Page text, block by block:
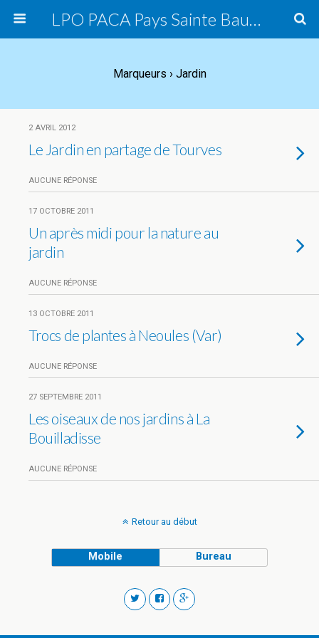
LPO PACA Pays Sainte Baume, groupe local
Marqueurs › Jardin
2 AVRIL 2012
Le Jardin en partage de Tourves
AUCUNE RÉPONSE
17 OCTOBRE 2011
Un après midi pour la nature au
jardin
AUCUNE RÉPONSE
13 OCTOBRE 2011
Trocs de plantes à Neoules (Var)
AUCUNE RÉPONSE
27 SEPTEMBRE 2011
Les oiseaux de nos jardins à La
Bouilladisse
AUCUNE RÉPONSE
Retour au début
Mobile Bureau